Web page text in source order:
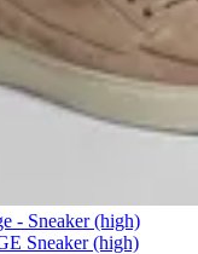
- Sneaker (high)
Sneaker (high)